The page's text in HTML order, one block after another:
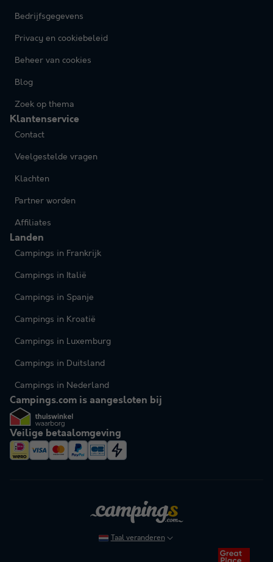
Bedrijfsgegevens
Privacy en cookiebeleid
Beheer van cookies
Blog
Zoek op thema
Klantenservice
Contact
Veelgestelde vragen
Klachten
Partner worden
Affiliates
Landen
Campings in Frankrijk
Campings in Italië
Campings in Spanje
Campings in Kroatië
Campings in Luxemburg
Campings in Duitsland
Campings in Nederland
Campings.com is aangesloten bij
Veilige betaalomgeving
Taal veranderen